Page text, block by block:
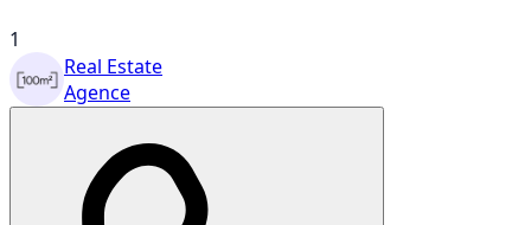
1
Real Estate
Agence